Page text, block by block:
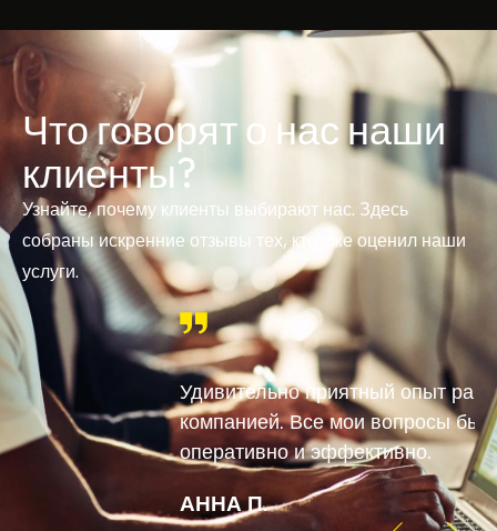
Что говорят о нас наши
клиенты?
Узнайте, почему клиенты выбирают нас. Здесь
собраны искренние отзывы тех, кто уже оценил наши
услуги.
Удивительно приятный опыт работы с этой
компанией. Все мои вопросы были решены
оперативно и эффективно.
АННА П.